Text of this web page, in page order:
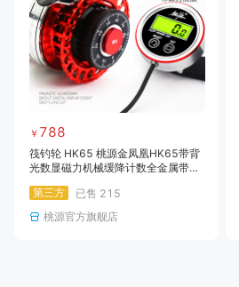
￥ 788
筏钓轮 HK65 桃源金凤凰HK65带背
光数显磁力机械缓降计数全金属带点
第三方
已售 215
桃源官方旗舰店